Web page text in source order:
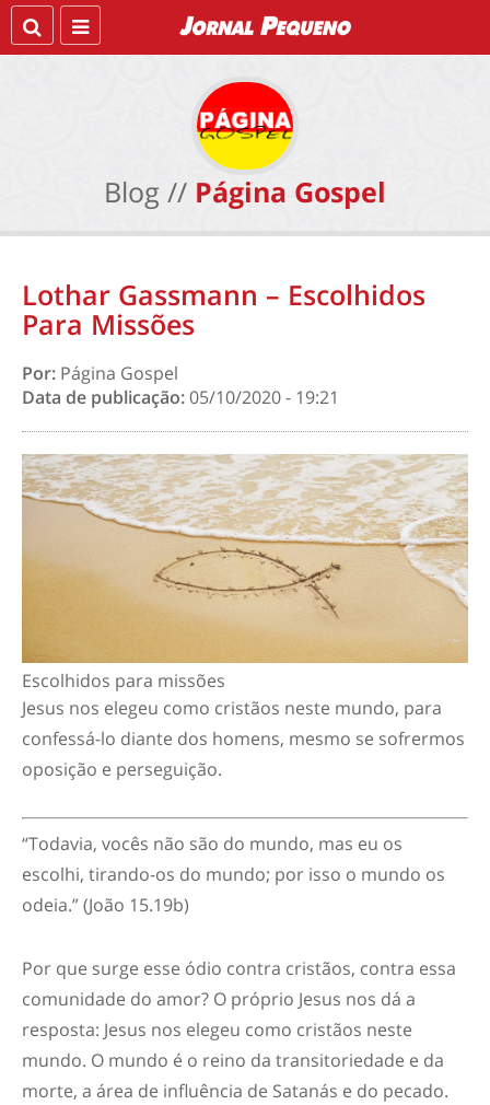
Blog // Página Gospel
Lothar Gassmann – Escolhidos
Para Missões
Por: Página Gospel
Data de publicação:05/10/2020 - 19:21
Escolhidos para missões
Jesus nos elegeu como cristãos neste mundo, para
confessá-lo diante dos homens, mesmo se sofrermos
oposição e perseguição.
“Todavia, vocês não são do mundo, mas eu os
escolhi, tirando-os do mundo; por isso o mundo os
odeia.”(João 15.19b)
Por que surge esse ódio contra cristãos, contra essa
comunidade do amor? O próprio Jesus nos dá a
resposta: Jesus nos elegeu como cristãos neste
mundo. O mundo é o reino da transitoriedade e da
morte, a área de influência de Satanás e do pecado.